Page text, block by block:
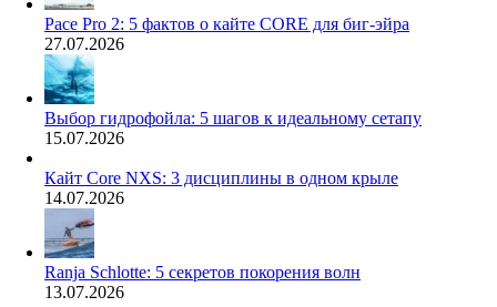
Pace Pro 2: 5 фактов о кайте CORE для биг-эйра
27.07.2026
Выбор гидрофойла: 5 шагов к идеальному сетапу
15.07.2026
Кайт Core NXS: 3 дисциплины в одном крыле
14.07.2026
Ranja Schlotte: 5 секретов покорения волн
13.07.2026